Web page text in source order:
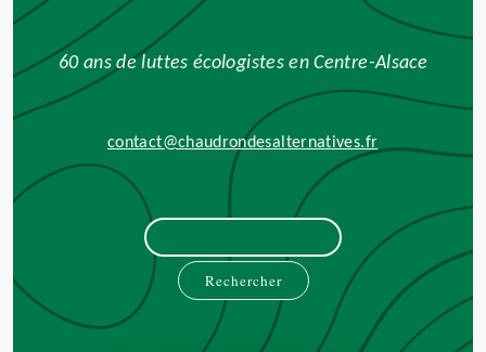
60 ans de luttes écologistes en Centre-Alsace
contact@chaudrondesalternatives.fr
Rechercher :